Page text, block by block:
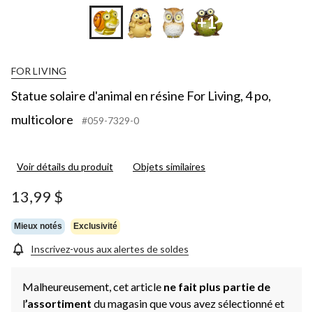
+1
FOR LIVING
Statue solaire d'animal en résine For Living, 4 po,
multicolore
#059-7329-0
Voir détails du produit Objets similaires
13,99 $
Mieux notés Exclusivité
Inscrivez-vous aux alertes de soldes
Malheureusement, cet article ne fait plus partie de
l’assortiment du magasin que vous avez sélectionné et